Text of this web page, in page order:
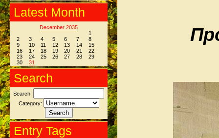
Latest Month
December 2035
1
2
3 4 5 6 7
8
9
10 11 12 13 14
15
16
17 18 19 20 21
22
23
24 25 26 27 28
29
30
31
Search
Search:
Category:
Entry Tags